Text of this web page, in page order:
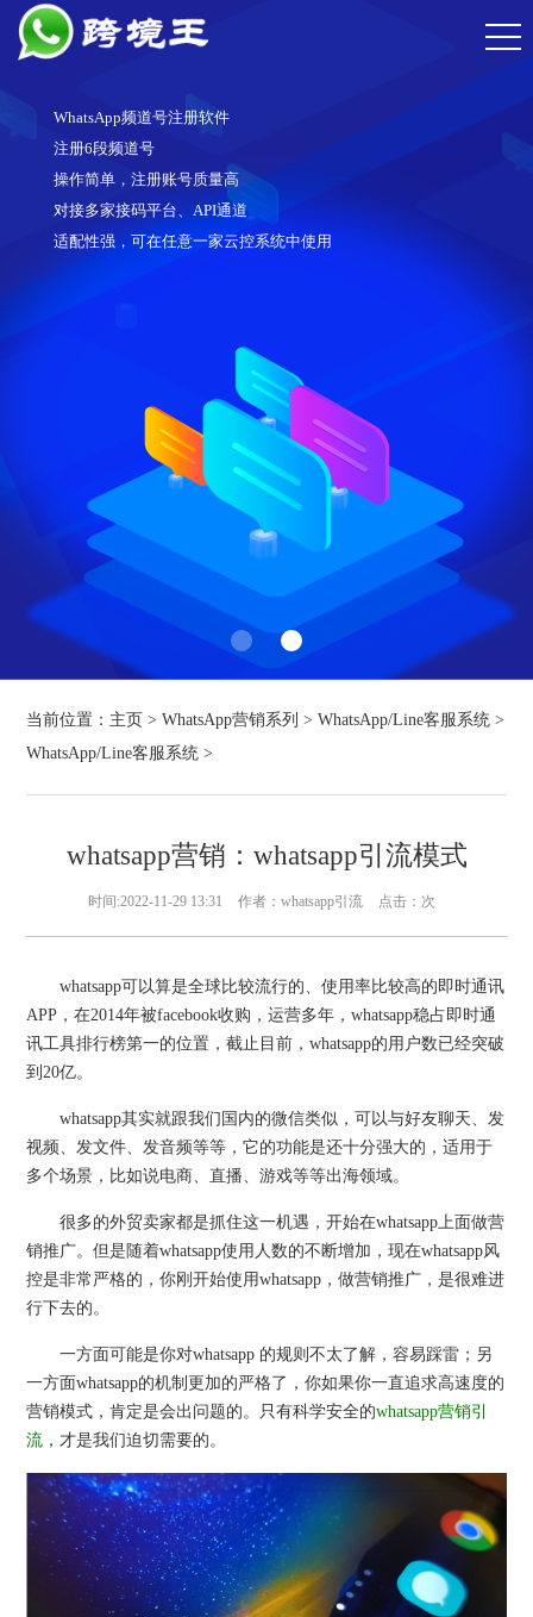
WhatsApp频道号注册软件
注册6段频道号
操作简单，注册账号质量高
对接多家接码平台、API通道
适配性强，可在任意一家云控系统中使用
当前位置： 主页 >WhatsApp营销系列 >WhatsApp/Line客服系统 >
WhatsApp/Line客服系统 >
whatsapp营销：whatsapp引流模式
时间:2022-11-29 13:31 作者：whatsapp引流 点击： 次
whatsapp可以算是全球比较流行的、使用率比较高的即时通讯
APP，在2014年被facebook收购，运营多年，whatsapp稳占即时通
讯工具排行榜第一的位置，截止目前，whatsapp的用户数已经突破
到20亿。
whatsapp其实就跟我们国内的微信类似，可以与好友聊天、发
视频、发文件、发音频等等，它的功能是还十分强大的，适用于
多个场景，比如说电商、直播、游戏等等出海领域。
很多的外贸卖家都是抓住这一机遇，开始在whatsapp上面做营
销推广。但是随着whatsapp使用人数的不断增加，现在whatsapp风
控是非常严格的，你刚开始使用whatsapp，做营销推广，是很难进
行下去的。
一方面可能是你对whatsapp 的规则不太了解，容易踩雷；另
一方面whatsapp的机制更加的严格了，你如果你一直追求高速度的
营销模式，肯定是会出问题的。只有科学安全的whatsapp营销引
流 ，才是我们迫切需要的。